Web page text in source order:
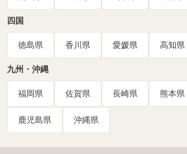
四国
徳島県 香川県 愛媛県 高知県
九州・沖縄
福岡県 佐賀県 長崎県 熊本県
鹿児島県 沖縄県